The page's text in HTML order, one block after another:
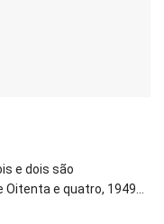
e dois são
e quatro, 1949...